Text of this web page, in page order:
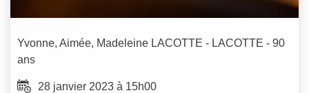
Yvonne, Aimée, Madeleine LACOTTE - LACOTTE - 90
ans
28 janvier 2023 à 15h00